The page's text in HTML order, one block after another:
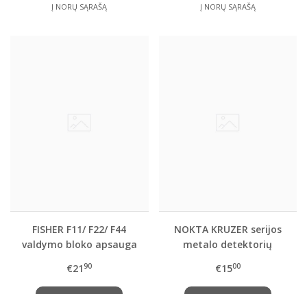
Į NORŲ SĄRAŠĄ Į NORŲ SĄRAŠĄ
FISHER F11/ F22/ F44
valdymo bloko apsauga
€2190
NOKTA KRUZER serijos
metalo detektorių
€1500